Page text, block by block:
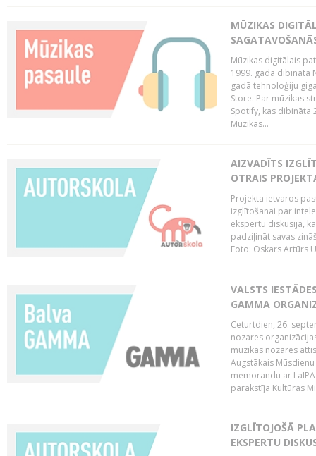
MŪZIKAS
Mūzikas digitālais
1999. gadā dibinātā
gadā tehnoloģiju
Store. Par mūzikas
Spotify, kas dibināta
Mūzikas...
AIZVADĪTS
OTRAIS
Projekta ietvaros
izglītošanai par
ekspertu diskusija,
padziļināt savas
Foto: Oskars Artūrs
VALSTS
GAMMA
Ceturtdien, 26.
nozares
mūzikas nozares
Augstākais
memorandu ar
parakstīja Kultūras
IZGLĪTOJOŠĀ
EKSPERTU